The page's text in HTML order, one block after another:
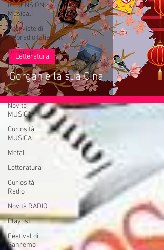
RECENSIONI
Musicali
Interviste di
webradioitaliane.it
Oroscopo
Concerti Live
Eventi
MUSICA
Novità
MUSICA
Curiosità
MUSICA
Metal
Letteratura
Curiosità
Radio
Novità RADIO
Playlist
Festival di
Sanremo
Gorgan e la sua Cina
Letteratura